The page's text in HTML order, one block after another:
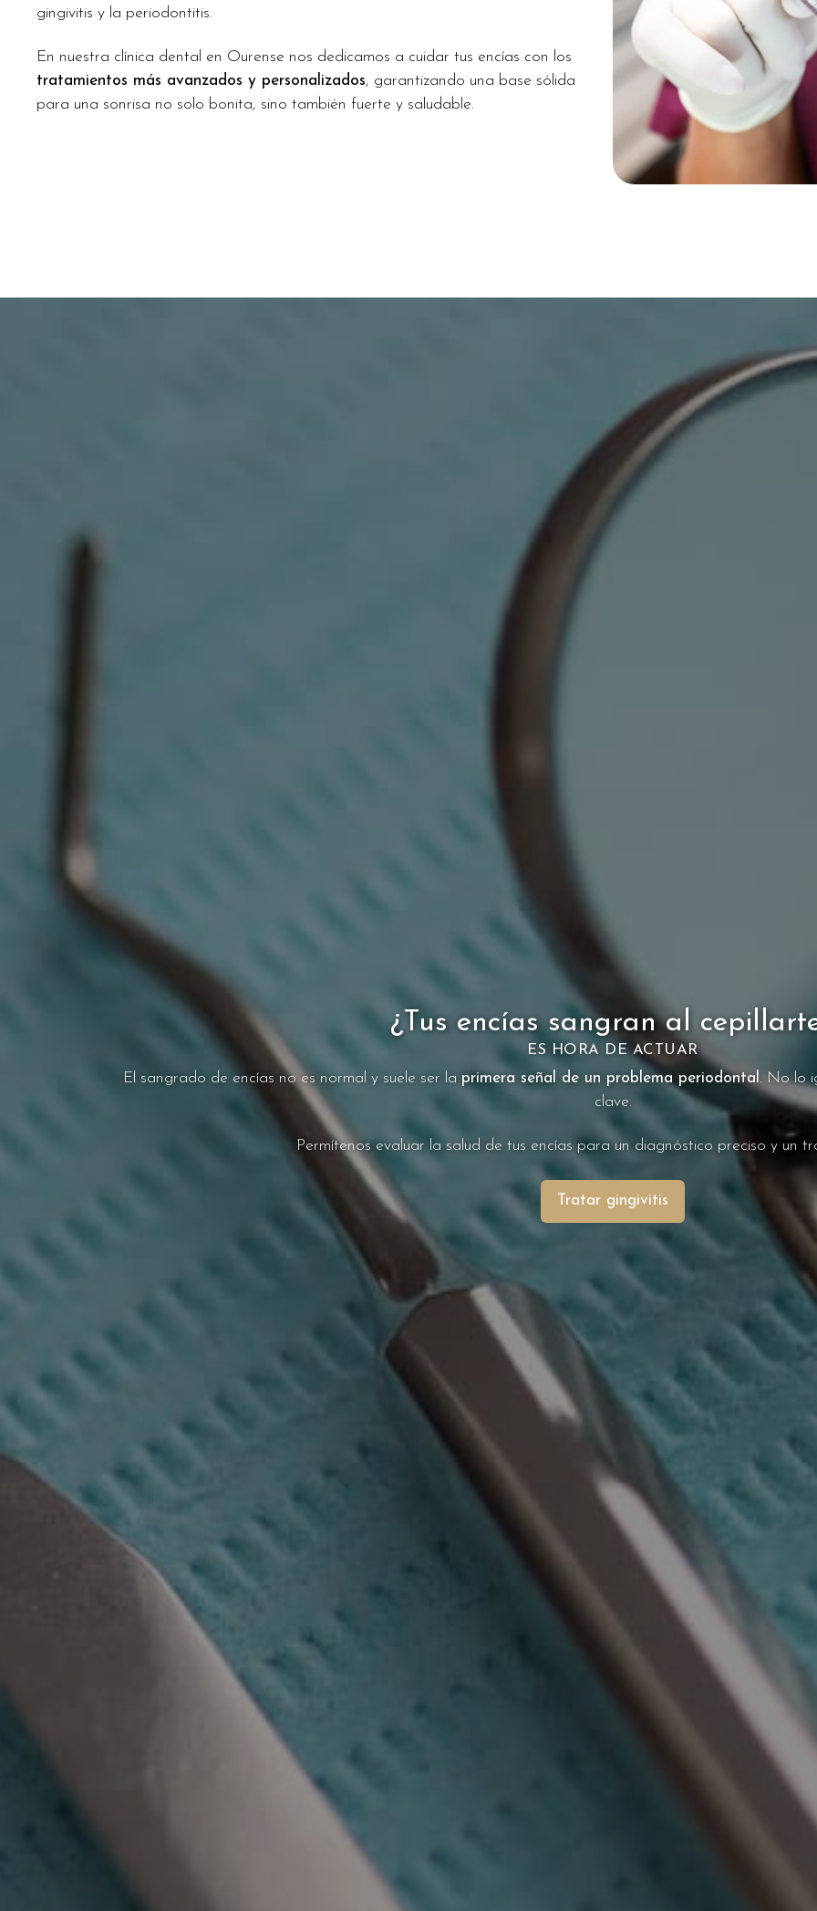
gingivitis y la periodontitis.
En nuestra clínica dental en Ourense nos dedicamos a cuidar tus encías con los
tratamientos más avanzados y personalizados, garantizando una base sólida
para una sonrisa no solo bonita, sino también fuerte y saludable.
¿Tus encías sangran al
ES HORA DE ACTUAR
El sangrado de encías no es normal y suele ser la primera señal de un problema periodontal . No lo
clave.
Permítenos evaluar la salud de tus encías para un diagnóstico preciso y un
Tratar gingivitis